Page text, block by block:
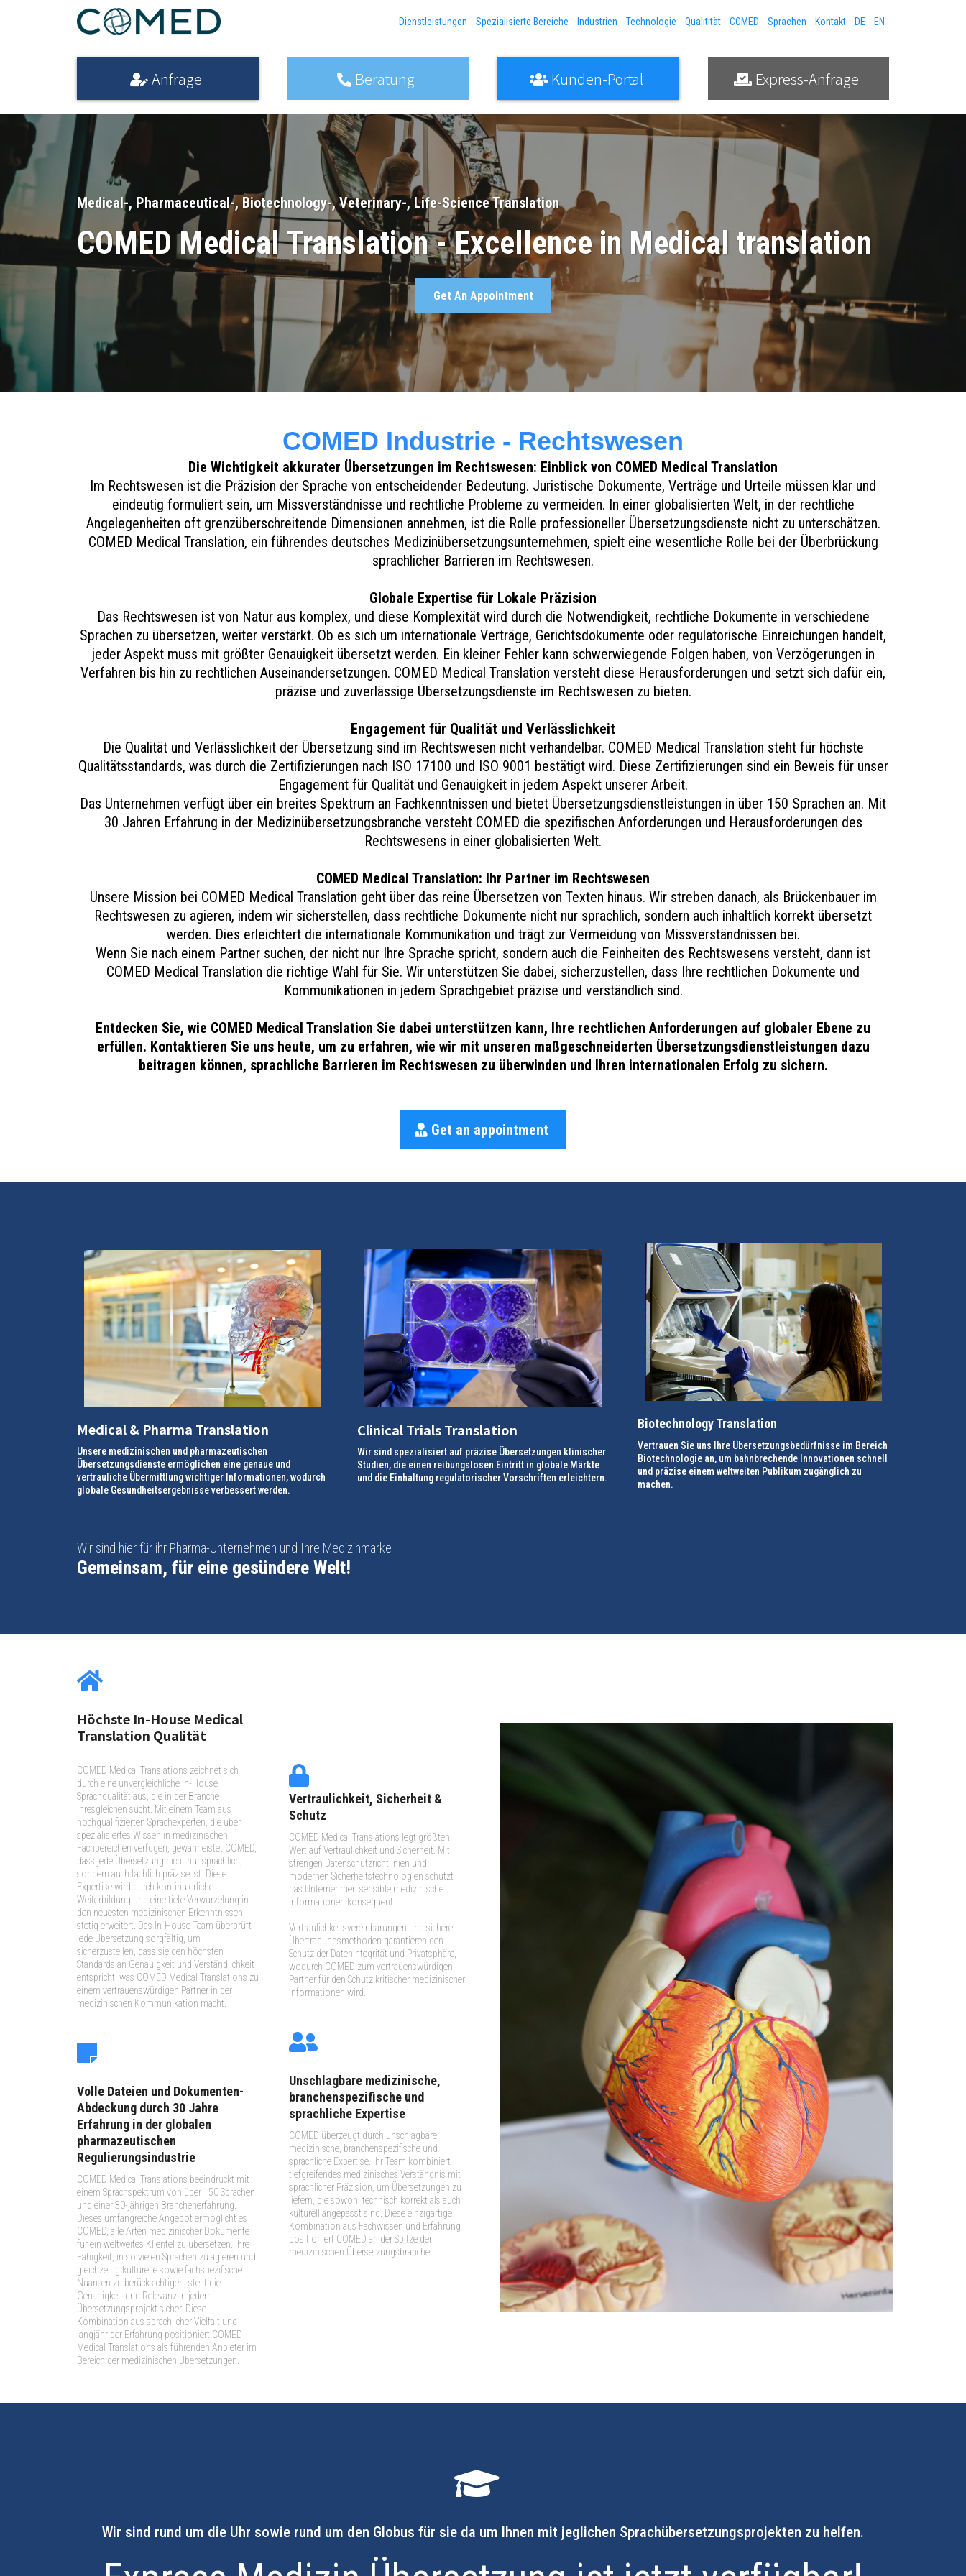
Dienstleistungen Spezialisierte Bereiche Industrien Technologie Qualitität COMED Sprachen Kontakt DE EN
Anfrage Beratung Kunden-Portal Express-Anfrage
Medical-, Pharmaceutical-, Biotechnology-, Veterinary-, Life-Science Translation
COMED Medical Translation - Excellence in Medical translation
Get An Appointment
COMED Industrie - Rechtswesen
Die Wichtigkeit akkurater Übersetzungen im Rechtswesen: Einblick von COMED Medical Translation
Im Rechtswesen ist die Präzision der Sprache von entscheidender Bedeutung. Juristische Dokumente, Verträge und Urteile müssen klar und
eindeutig formuliert sein, um Missverständnisse und rechtliche Probleme zu vermeiden. In einer globalisierten Welt, in der rechtliche
Angelegenheiten oft grenzüberschreitende Dimensionen annehmen, ist die Rolle professioneller Übersetzungsdienste nicht zu unterschätzen.
COMED Medical Translation, ein führendes deutsches Medizinübersetzungsunternehmen, spielt eine wesentliche Rolle bei der Überbrückung
sprachlicher Barrieren im Rechtswesen.
Globale Expertise für Lokale Präzision
Das Rechtswesen ist von Natur aus komplex, und diese Komplexität wird durch die Notwendigkeit, rechtliche Dokumente in verschiedene
Sprachen zu übersetzen, weiter verstärkt. Ob es sich um internationale Verträge, Gerichtsdokumente oder regulatorische Einreichungen handelt,
jeder Aspekt muss mit größter Genauigkeit übersetzt werden. Ein kleiner Fehler kann schwerwiegende Folgen haben, von Verzögerungen in
Verfahren bis hin zu rechtlichen Auseinandersetzungen. COMED Medical Translation versteht diese Herausforderungen und setzt sich dafür ein,
präzise und zuverlässige Übersetzungsdienste im Rechtswesen zu bieten.
Engagement für Qualität und Verlässlichkeit
Die Qualität und Verlässlichkeit der Übersetzung sind im Rechtswesen nicht verhandelbar. COMED Medical Translation steht für höchste
Qualitätsstandards, was durch die Zertifizierungen nach ISO 17100 und ISO 9001 bestätigt wird. Diese Zertifizierungen sind ein Beweis für unser
Engagement für Qualität und Genauigkeit in jedem Aspekt unserer Arbeit.
Das Unternehmen verfügt über ein breites Spektrum an Fachkenntnissen und bietet Übersetzungsdienstleistungen in über 150 Sprachen an. Mit
30 Jahren Erfahrung in der Medizinübersetzungsbranche versteht COMED die spezifischen Anforderungen und Herausforderungen des
Rechtswesens in einer globalisierten Welt.
COMED Medical Translation: Ihr Partner im Rechtswesen
Unsere Mission bei COMED Medical Translation geht über das reine Übersetzen von Texten hinaus. Wir streben danach, als Brückenbauer im
Rechtswesen zu agieren, indem wir sicherstellen, dass rechtliche Dokumente nicht nur sprachlich, sondern auch inhaltlich korrekt übersetzt
werden. Dies erleichtert die internationale Kommunikation und trägt zur Vermeidung von Missverständnissen bei.
Wenn Sie nach einem Partner suchen, der nicht nur Ihre Sprache spricht, sondern auch die Feinheiten des Rechtswesens versteht, dann ist
COMED Medical Translation die richtige Wahl für Sie. Wir unterstützen Sie dabei, sicherzustellen, dass Ihre rechtlichen Dokumente und
Kommunikationen in jedem Sprachgebiet präzise und verständlich sind.
Entdecken Sie, wie COMED Medical Translation Sie dabei unterstützen kann, Ihre rechtlichen Anforderungen auf globaler Ebene zu
erfüllen. Kontaktieren Sie uns heute, um zu erfahren, wie wir mit unseren maßgeschneiderten Übersetzungsdienstleistungen dazu
beitragen können, sprachliche Barrieren im Rechtswesen zu überwinden und Ihren internationalen Erfolg zu sichern.
Get an appointment
Medical & Pharma Translation
Unsere medizinischen und pharmazeutischen
Übersetzungsdienste ermöglichen eine genaue und
vertrauliche Übermittlung wichtiger Informationen, wodurch
globale Gesundheitsergebnisse verbessert werden.
Clinical Trials Translation
Wir sind spezialisiert auf präzise Übersetzungen klinischer
Studien, die einen reibungslosen Eintritt in globale Märkte
und die Einhaltung regulatorischer Vorschriften erleichtern.
Biotechnology Translation
Vertrauen Sie uns Ihre Übersetzungsbedürfnisse im Bereich
Biotechnologie an, um bahnbrechende Innovationen schnell
und präzise einem weltweiten Publikum zugänglich zu
machen.
Wir sind hier für ihr Pharma-Unternehmen und Ihre Medizinmarke
Gemeinsam, für eine gesündere Welt!
Höchste In-House Medical
Translation Qualität
COMED Medical Translations zeichnet sich
durch eine unvergleichliche In-House
Sprachqualität aus, die in der Branche
ihresgleichen sucht. Mit einem Team aus
hochqualifizierten Sprachexperten, die über
spezialisiertes Wissen in medizinischen
Fachbereichen verfügen, gewährleistet COMED,
dass jede Übersetzung nicht nur sprachlich,
sondern auch fachlich präzise ist. Diese
Expertise wird durch kontinuierliche
Weiterbildung und eine tiefe Verwurzelung in
den neuesten medizinischen Erkenntnissen
stetig erweitert. Das In-House Team überprüft
jede Übersetzung sorgfältig, um
sicherzustellen, dass sie den höchsten
Standards an Genauigkeit und Verständlichkeit
entspricht, was COMED Medical Translations zu
einem vertrauenswürdigen Partner in der
medizinischen Kommunikation macht.
Volle Dateien und Dokumenten-
Abdeckung durch 30 Jahre
Erfahrung in der globalen
pharmazeutischen
Regulierungsindustrie
COMED Medical Translations beeindruckt mit
einem Sprachspektrum von über 150 Sprachen
und einer 30-jährigen Branchenerfahrung.
Dieses umfangreiche Angebot ermöglicht es
COMED, alle Arten medizinischer Dokumente
für ein weltweites Klientel zu übersetzen. Ihre
Fähigkeit, in so vielen Sprachen zu agieren und
gleichzeitig kulturelle sowie fachspezifische
Nuancen zu berücksichtigen, stellt die
Genauigkeit und Relevanz in jedem
Übersetzungsprojekt sicher. Diese
Kombination aus sprachlicher Vielfalt und
langjähriger Erfahrung positioniert COMED
Medical Translations als führenden Anbieter im
Bereich der medizinischen Übersetzungen.
Vertraulichkeit, Sicherheit &
Schutz
COMED Medical Translations legt größten
Wert auf Vertraulichkeit und Sicherheit. Mit
strengen Datenschutzrichtlinien und
modernen Sicherheitstechnologien schützt
das Unternehmen sensible medizinische
Informationen konsequent.
Vertraulichkeitsvereinbarungen und sichere
Übertragungsmethoden garantieren den
Schutz der Datenintegrität und Privatsphäre,
wodurch COMED zum vertrauenswürdigen
Partner für den Schutz kritischer medizinischer
Informationen wird.
Unschlagbare medizinische,
branchenspezifische und
sprachliche Expertise
COMED überzeugt durch unschlagbare
medizinische, branchenspezifische und
sprachliche Expertise. Ihr Team kombiniert
tiefgreifendes medizinisches Verständnis mit
sprachlicher Präzision, um Übersetzungen zu
liefern, die sowohl technisch korrekt als auch
kulturell angepasst sind. Diese einzigartige
Kombination aus Fachwissen und Erfahrung
positioniert COMED an der Spitze der
medizinischen Übersetzungsbranche.
Wir sind rund um die Uhr sowie rund um den Globus für sie da um Ihnen mit jeglichen Sprachübersetzungsprojekten zu helfen.